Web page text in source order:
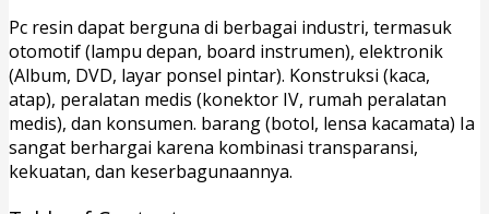
Pc resin dapat berguna di berbagai industri, termasuk
otomotif (lampu depan, board instrumen), elektronik
(Album, DVD, layar ponsel pintar). Konstruksi (kaca,
atap), peralatan medis (konektor IV, rumah peralatan
medis), dan konsumen. barang (botol, lensa kacamata) Ia
sangat berhargai karena kombinasi transparansi,
kekuatan, dan keserbagunaannya.